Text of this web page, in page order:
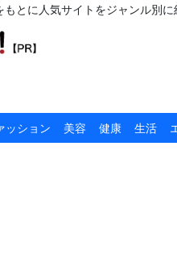
とに人気サイトをジャンル別
ッション 美容 健康 生活